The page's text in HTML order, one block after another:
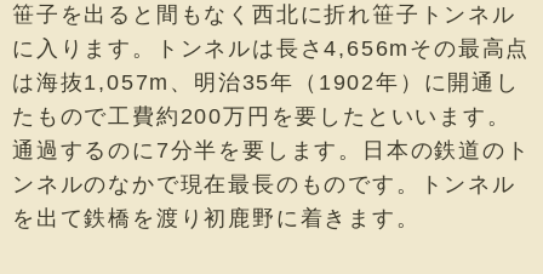
笹子を出ると間もなく西北に折れ笹子トンネル
に入ります。トンネルは長さ4,656mその最高点
は海抜1,057m、明治35年（1902年）に開通し
たもので工費約200万円を要したといいます。
通過するのに7分半を要します。日本の鉄道のト
ンネルのなかで現在最長のものです。トンネル
を出て鉄橋を渡り初鹿野に着きます。